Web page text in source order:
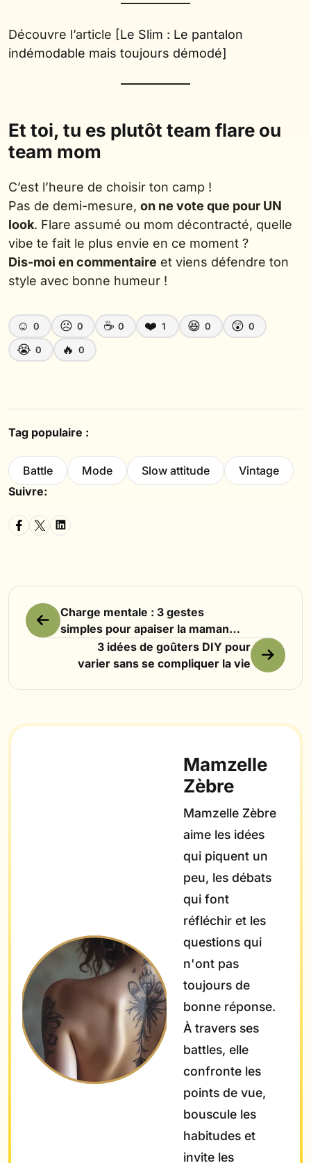
Découvre l’article [Le Slim : Le pantalon
indémodable mais toujours démodé]
Et toi, tu es plutôt team flare ou
team mom
C’est l’heure de choisir ton camp !
Pas de demi-mesure, on ne vote que pour UN
look. Flare assumé ou mom décontracté, quelle
vibe te fait le plus envie en ce moment ?
Dis-moi en commentaire et viens défendre ton
style avec bonne humeur !
☺️ 0 ☹️ 0 ☕ 0 ❤️ 1 😆 0 😲 0
😭 0 🔥 0
Tag populaire :
Battle Mode Slow attitude
Vintage
Suivre:
Charge mentale : 3 gestes
simples pour apaiser la maman
débordée3 idées de goûters DIY pour
varier sans se compliquer la vie
Mamzelle
Zèbre
Mamzelle Zèbre
aime les idées
qui piquent un
peu, les débats
qui font
réfléchir et les
questions qui
n'ont pas
toujours de
bonne réponse.
À travers ses
battles, elle
confronte les
points de vue,
bouscule les
habitudes et
invite les